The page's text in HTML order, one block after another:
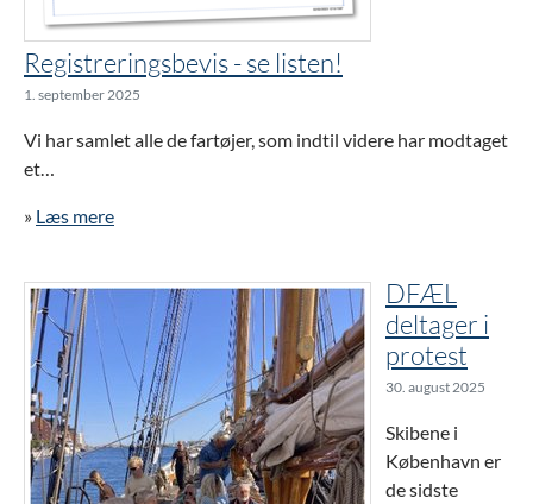
Registreringsbevis - se listen!
1. september 2025
Vi har samlet alle de fartøjer, som indtil videre har modtaget
et…
» Læs mere
DFÆL
deltager i
protest
30. august 2025
Skibene i
København er
de sidste